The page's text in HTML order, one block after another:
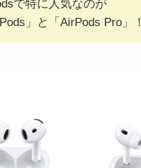
で特に人気なのが
」と「AirPods Pro」！